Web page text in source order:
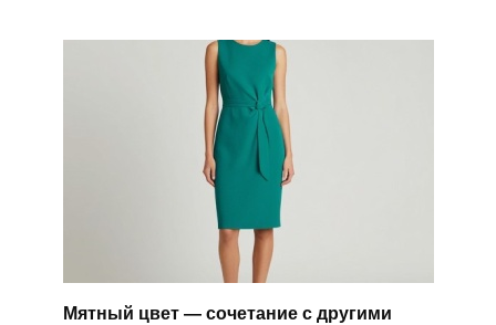
Мятный цвет — сочетание с другими